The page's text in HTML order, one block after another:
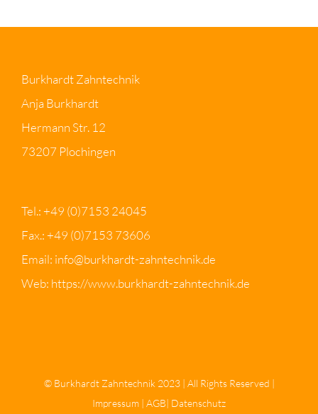
Burkhardt Zahntechnik
Anja Burkhardt
Hermann Str. 12
73207 Plochingen
Tel.: +49 (0)7153 24045
Fax.: +49 (0)7153 73606
Email: info@burkhardt-zahntechnik.de
Web: https://www.burkhardt-zahntechnik.de
© Burkhardt Zahntechnik 2023 | All Rights Reserved |
Impressum | AGB| Datenschutz